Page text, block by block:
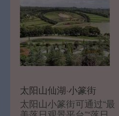
太阳山仙湖·小篆街
太阳山小篆街可通过“最